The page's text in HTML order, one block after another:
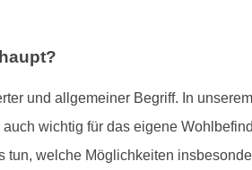
und allgemeiner Begriff. In
wichtig für das eigene
tun, welche Möglichkeiten